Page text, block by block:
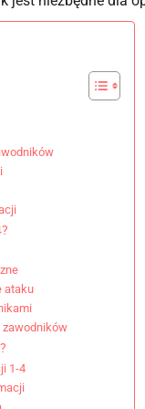
ataku
zawodników
1-4